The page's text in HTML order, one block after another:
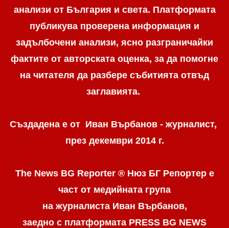
анализи от България и света. Платформата
публикува проверена информация и
задълбочени анализи, ясно разграничaйки
фактите от авторската оценка, за да помогне
на читателя да разбере събитията отвъд
заглавията.
Създадена е от Иван Върбанов - журналист,
през декември 2014 г.
The News BG Reporter ® Нюз БГ Репортере
част от медийната група
на журналиста Иван Върбанов,
заедно с платформата PRESS BG NEWS